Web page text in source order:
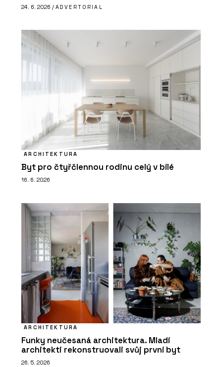
24. 6. 2026 / ADVERTORIAL
ARCHITEKTURA
Byt pro čtyřčlennou rodinu celý v bílé
16. 6. 2026
ARCHITEKTURA
Funky neučesaná architektura. Mladí
architekti rekonstruovali svůj první byt
26. 5. 2026